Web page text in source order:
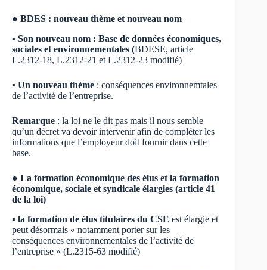
● BDES : nouveau thème et nouveau nom
▪ Son nouveau nom : Base de données économiques,
sociales et environnementales (BDESE, article
L.2312-18, L.2312-21 et L.2312-23 modifié)
▪ Un nouveau thème : conséquences environnemtales
de l’activité de l’entreprise.
Remarque : la loi ne le dit pas mais il nous semble
qu’un décret va devoir intervenir afin de compléter les
informations que l’employeur doit fournir dans cette
base.
● La formation économique des élus et la formation
économique, sociale et syndicale élargies (article 41
de la loi)
▪ la formation de élus titulaires du CSE est élargie et
peut désormais « notamment porter sur les
conséquences environnementales de l’activité de
l’entreprise » (L.2315-63 modifié)